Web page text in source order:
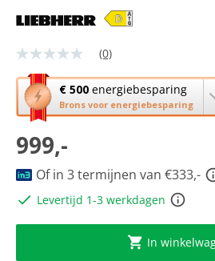
Geen
scorewaarde
Dezelfde
paginalink.
(0)
€ 500 energiebesparing
Brons voor energiebesparing
Met
deze
knop
opent
Youreko’s
tool
voor
energiebesparing.
999,-
Of in 3 termijnen van €333,-
Levertijd 1-3 werkdagen
In